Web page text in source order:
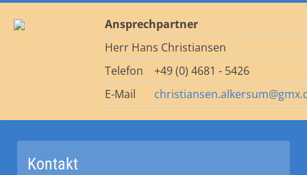
Ansprechpartner
Herr Hans Christiansen
Telefon
+49 (0) 4681 - 5426
E-Mail
Kontakt